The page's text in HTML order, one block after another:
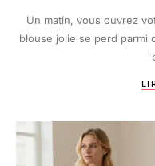
Un matin, vous ouvrez
blouse jolie se perd parmi